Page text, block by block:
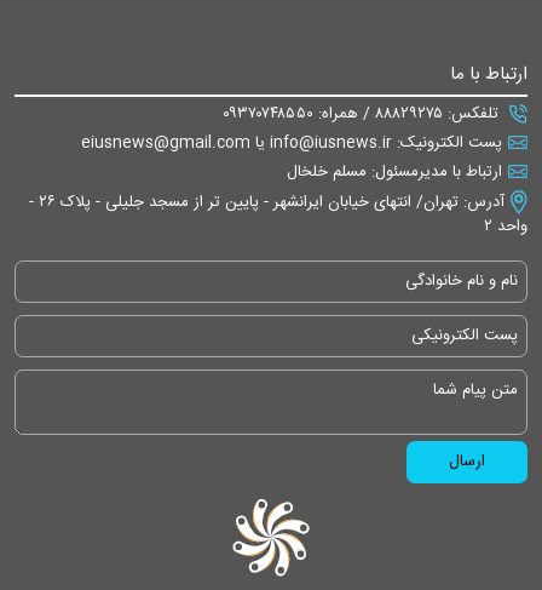
ارتباط با ما
تلفکس: ۸۸۸۲۹۲۷۵ / همراه: ۰۹۳۷۰۷۴۸۵۵۰
پست الکترونیک: info@iusnews.ir یا eiusnews@gmail.com
ارتباط با مدیرمسئول: مسلم خلخال
آدرس: تهران/ انتهای خیابان ایرانشهر - پایین تر از مسجد جلیلی - پلاک ۲۶ -
واحد ۲